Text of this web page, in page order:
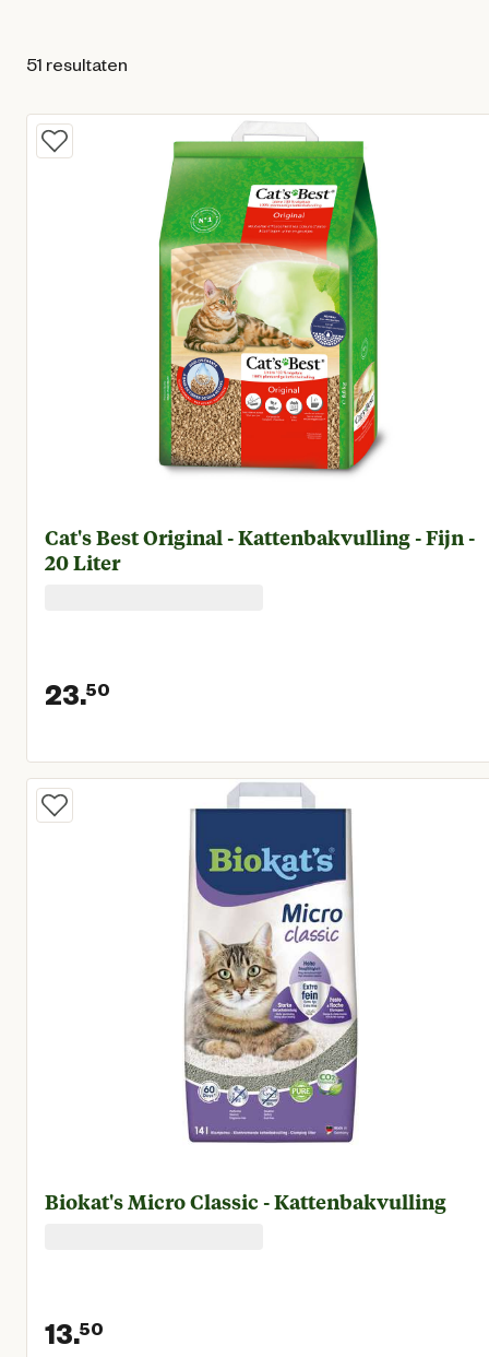
51 resultaten
Cat's Best Original - Kattenbakvulling - Fijn -
20 Liter
23.50
Huidige prijs € 23,50
Biokat's Micro Classic - Kattenbakvulling
13.50